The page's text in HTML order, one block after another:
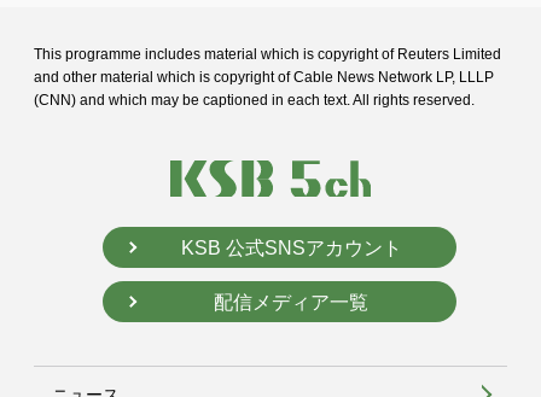
This programme includes material which is copyright of Reuters Limited
and other material which is copyright of Cable News Network LP, LLLP
(CNN) and which may be captioned in each text. All rights reserved.
KSB 公式SNSアカウント
配信メディア一覧